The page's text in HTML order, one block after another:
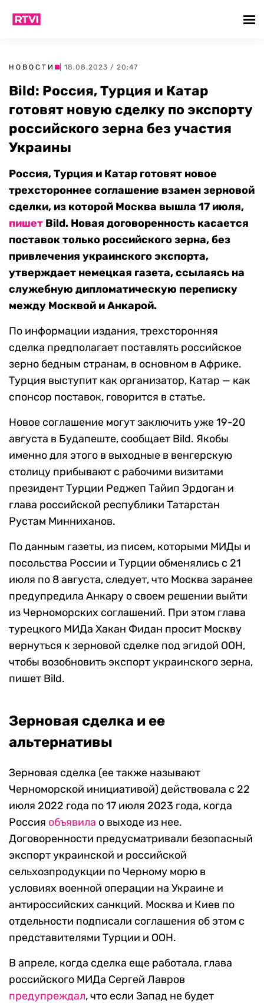
НОВОСТИ | 18.08.2023 / 20:47
Bild: Россия, Турция и Катар
готовят новую сделку по экспорту
российского зерна без участия
Украины
Россия, Турция и Катар готовят новое
трехстороннее соглашение взамен зерновой
сделки, из которой Москва вышла 17 июля,
пишет Bild. Новая договоренность касается
поставок только российского зерна, без
привлечения украинского экспорта,
утверждает немецкая газета, ссылаясь на
служебную дипломатическую переписку
между Москвой и Анкарой.
По информации издания, трехсторонняя
сделка предполагает поставлять российское
зерно бедным странам, в основном в Африке.
Турция выступит как организатор, Катар — как
спонсор поставок, говорится в статье.
Новое соглашение могут заключить уже 19-20
августа в Будапеште, сообщает Bild. Якобы
именно для этого в выходные в венгерскую
столицу прибывают с рабочими визитами
президент Турции Реджеп Тайип Эрдоган и
глава российской республики Татарстан
Рустам Минниханов.
По данным газеты, из писем, которыми МИДы и
посольства России и Турции обменялись с 21
июля по 8 августа, следует, что Москва заранее
предупредила Анкару о своем решении выйти
из Черноморских соглашений. При этом глава
турецкого МИДа Хакан Фидан просит Москву
вернуться к зерновой сделке под эгидой ООН,
чтобы возобновить экспорт украинского зерна,
пишет Bild.
Зерновая сделка и ее
альтернативы
Зерновая сделка (ее также называют
Черноморской инициативой) действовала с 22
июля 2022 года по 17 июля 2023 года, когда
Россия объявила о выходе из нее.
Договоренности предусматривали безопасный
экспорт украинской и российской
сельхозпродукции по Черному морю в
условиях военной операции на Украине и
антироссийских санкций. Москва и Киев по
отдельности подписали соглашения об этом с
представителями Турции и ООН.
В апреле, когда сделка еще работала, глава
российского МИДа Сергей Лавров
предупреждал, что если Запад не будет